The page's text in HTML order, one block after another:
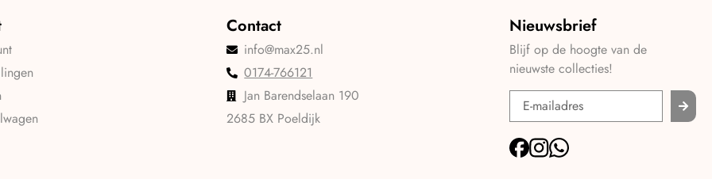
Contact
info@max25.nl
0174-766121
Jan Barendselaan 190
2685 BX Poeldijk
Nieuwsbrief
Blijf op de hoogte van de
nieuwste collecties!